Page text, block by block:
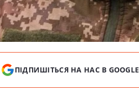
ПІДПИШІТЬСЯ НА НАС В GOOGLE